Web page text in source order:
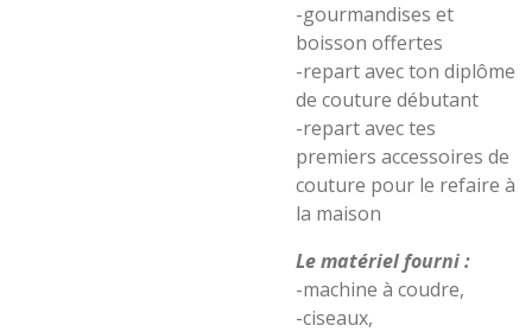
-gourmandises et
boisson offertes
-repart avec ton diplôme
de couture débutant
-repart avec tes
premiers accessoires de
couture pour le refaire à
la maison
Le matériel fourni :
-machine à coudre,
-ciseaux,